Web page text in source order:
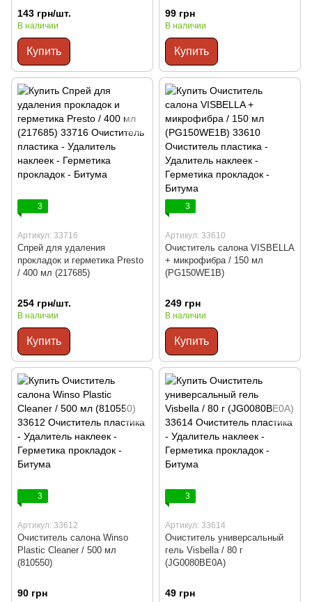
143 грн/шт.
В наличии
Купить
99 грн
В наличии
Купить
3
Артикул: 33716
Спрей для удаления
прокладок и герметика Presto
/ 400 мл (217685)
254 грн/шт.
В наличии
Купить
3
Артикул: 33610
Очиститель салона VISBELLA
+ микрофибра / 150 мл
(PG150WE1B)
249 грн
В наличии
Купить
3
Артикул: 33612
Очиститель салона Winso
Plastic Cleaner / 500 мл
(810550)
90 грн
3
Артикул: 33614
Очиститель универсальный
гель Visbella / 80 г
(JG0080BE0A)
49 грн